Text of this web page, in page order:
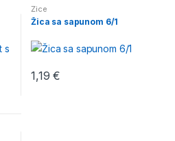
Žice
Žica sa sapunom 6/1
1,19€